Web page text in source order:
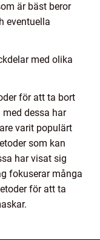
är bäst beror
eventuella
med olika
för att ta bort
dessa har
varit populärt
som kan
har visat sig
fokuserar många
för att ta